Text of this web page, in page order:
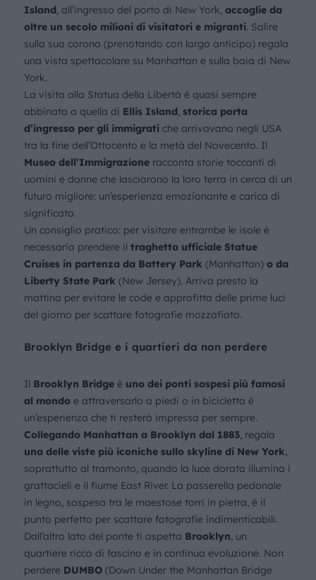
Island, all’ingresso del porto di New York, accoglie da
oltre un secolo milioni di visitatori e migranti. Salire
sulla sua corona (prenotando con largo anticipo) regala
una vista spettacolare su Manhattan e sulla baia di New
York.
La visita alla Statua della Libertà è quasi sempre
abbinata a quella di Ellis Island, storica porta
d’ingresso per gli immigratiche arrivavano negli USA
tra la fine dell’Ottocento e la metà del Novecento. Il
Museo dell’Immigrazioneracconta storie toccanti di
uomini e donne che lasciarono la loro terra in cerca di un
futuro migliore: un’esperienza emozionante e carica di
significato.
Un consiglio pratico: per visitare entrambe le isole è
necessario prendere il traghetto ufficiale Statue
Cruises in partenza da Battery Park (Manhattan) o da
Liberty State Park (New Jersey). Arriva presto la
mattina per evitare le code e approfitta delle prime luci
del giorno per scattare fotografie mozzafiato.
Brooklyn Bridge e i quartieri da non perdere
Il Brooklyn Bridgeè uno dei ponti sospesi più famosi
al mondoe attraversarlo a piedi o in bicicletta è
un’esperienza che ti resterà impressa per sempre.
Collegando Manhattan a Brooklyn dal 1883, regala
una delle viste più iconiche sullo skyline di New York,
soprattutto al tramonto, quando la luce dorata illumina i
grattacieli e il fiume East River. La passerella pedonale
in legno, sospesa tra le maestose torri in pietra, è il
punto perfetto per scattare fotografie indimenticabili.
Dall’altro lato del ponte ti aspetta Brooklyn, un
quartiere ricco di fascino e in continua evoluzione. Non
perdere DUMBO(Down Under the Manhattan Bridge